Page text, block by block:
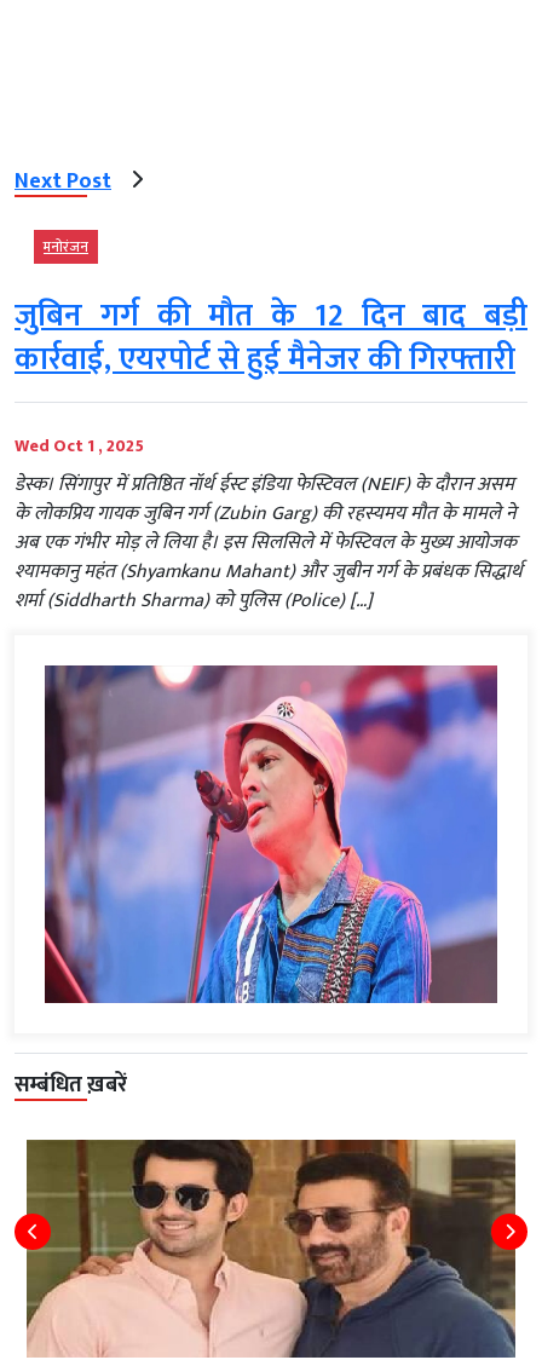
Next Post
मनोरंजन
जुबिन गर्ग की मौत के 12 दिन बाद बड़ी
कार्रवाई, एयरपोर्ट से हुई मैनेजर की गिरफ्तारी
Wed Oct 1 , 2025
डेस्क। सिंगापुर में प्रतिष्ठित नॉर्थ ईस्ट इंडिया फेस्टिवल (NEIF) के दौरान असम
के लोकप्रिय गायक जुबिन गर्ग (Zubin Garg) की रहस्यमय मौत के मामले ने
अब एक गंभीर मोड़ ले लिया है। इस सिलसिले में फेस्टिवल के मुख्य आयोजक
श्यामकानु महंत (Shyamkanu Mahant) और जुबीन गर्ग के प्रबंधक सिद्धार्थ
शर्मा (Siddharth Sharma) को पुलिस (Police) […]
सम्बंधित ख़बरें